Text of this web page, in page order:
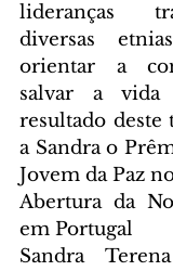
lideranças
diversas
orientar a
salvar a vida
resultado deste
a Sandra o
Jovem da Paz
Abertura da
em Portugal
Sandra